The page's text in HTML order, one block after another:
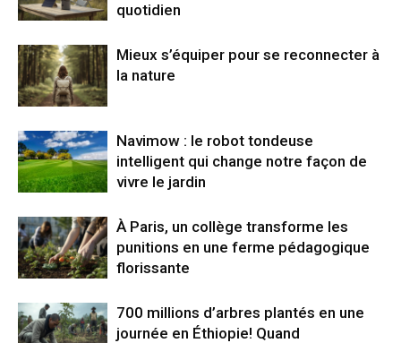
quotidien
Mieux s’équiper pour se reconnecter à
la nature
Navimow : le robot tondeuse
intelligent qui change notre façon de
vivre le jardin
À Paris, un collège transforme les
punitions en une ferme pédagogique
florissante
700 millions d’arbres plantés en une
journée en Éthiopie! Quand